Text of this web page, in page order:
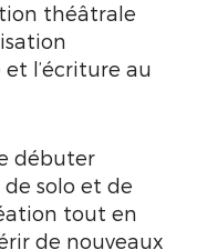
théâtrale
l’écriture au
débuter
solo et de
tout en
de nouveaux